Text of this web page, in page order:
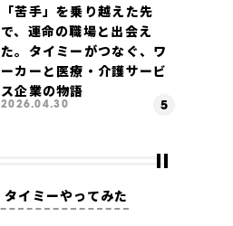
「苦手」を乗り越えた先
で、運命の職場と出会え
た。タイミーがつなぐ、ワ
ーカーと医療・介護サービ
ス企業の物語
2026.04.30
タイミーやってみた